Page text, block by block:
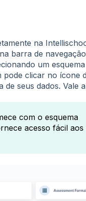
na
barra de
um
pode clicar no ícone
seus dados. Vale
com o esquema
acesso fácil aos